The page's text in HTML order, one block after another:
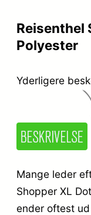
Reisenthel
Polyester
Yderligere
Mange leder
Shopper XL
ender oftest